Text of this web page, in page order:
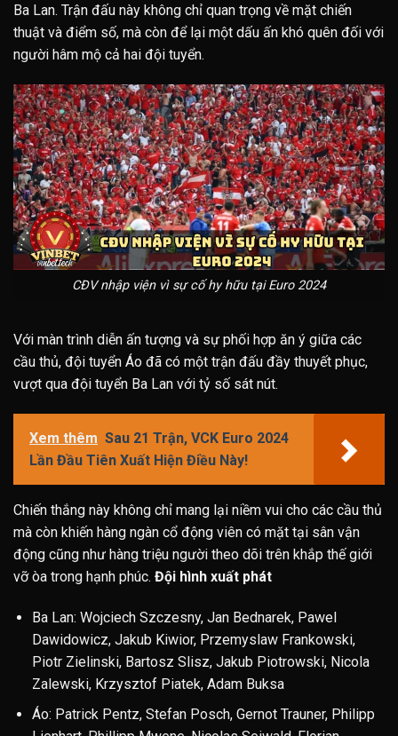
Ba Lan. Trận đấu này không chỉ quan trọng về mặt chiến
thuật và điểm số, mà còn để lại một dấu ấn khó quên đối với
người hâm mộ cả hai đội tuyển.
CĐV nhập viện vì sự cố hy hữu tại Euro 2024
Với màn trình diễn ấn tượng và sự phối hợp ăn ý giữa các
cầu thủ, đội tuyển Áo đã có một trận đấu đầy thuyết phục,
vượt qua đội tuyển Ba Lan với tỷ số sát nút.
Xem thêm Sau 21 Trận, VCK Euro 2024
Lần Đầu Tiên Xuất Hiện Điều Này!
Chiến thắng này không chỉ mang lại niềm vui cho các cầu thủ
mà còn khiến hàng ngàn cổ động viên có mặt tại sân vận
động cũng như hàng triệu người theo dõi trên khắp thế giới
vỡ òa trong hạnh phúc. Đội hình xuất phát
Ba Lan: Wojciech Szczesny, Jan Bednarek, Pawel
Dawidowicz, Jakub Kiwior, Przemyslaw Frankowski,
Piotr Zielinski, Bartosz Slisz, Jakub Piotrowski, Nicola
Zalewski, Krzysztof Piatek, Adam Buksa
Áo: Patrick Pentz, Stefan Posch, Gernot Trauner, Philipp